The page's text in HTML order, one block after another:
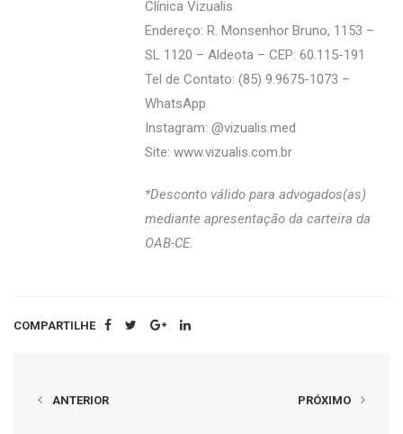
Clínica Vizualis
Endereço: R. Monsenhor Bruno, 1153 –
SL 1120 – Aldeota – CEP: 60.115-191
Tel de Contato: (85) 9.9675-1073 –
WhatsApp
Instagram: @‌vizualis.med
Site:www.vizualis.com.br
*Desconto válido para advogados(as)
mediante apresentação da carteira da
OAB-CE.
COMPARTILHE
ANTERIOR PRÓXIMO